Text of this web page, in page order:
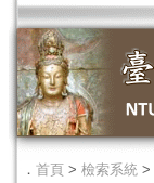
． 首頁 > 檢索系統 >